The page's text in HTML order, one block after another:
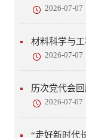
2026-07-07
材料科学与工程
2026-07-07
历次党代会回
2026-07-07
“走好新时代长